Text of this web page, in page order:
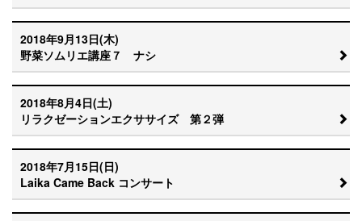
2018年9月13日(木)
野菜ソムリエ講座７ ナシ
2018年8月4日(土)
リラクゼーションエクササイズ 第２弾
2018年7月15日(日)
Laika Came Back コンサート